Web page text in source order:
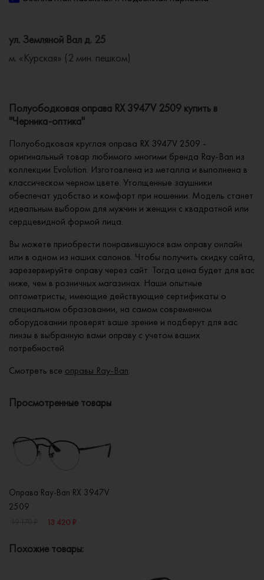
ул. Земляной Вал д. 25
м. «Курская» (2 мин. пешком)
Полуободковая оправа RX 3947V 2509 купить в
"Черника-оптика"
Полуободковая круглая оправа RX 3947V 2509 -
оригинальный товар любимого многими бренда Ray-Ban из
коллекции Evolution. Изготовлена из металла и выполнена в
классическом черном цвете. Утолщенные заушники
обеспечат удобство и комфорт при ношении. Модель станет
идеальным выбором для мужчин и женщин с квадратной или
сердцевидной формой лица.
Вы можете приобрести понравившуюся вам оправу онлайн
или в одном из наших салонов. Чтобы получить скидку сайта,
зарезервируйте оправу через сайт. Тогда цена будет для вас
ниже, чем в розничных магазинах. Наши опытные
оптометристы, имеющие действующие сертификаты о
специальном образовании, на самом современном
оборудовании проверят ваше зрение и подберут для вас
линзы в выбранную вами оправу с учетом ваших
потребностей.
Смотреть все оправы Ray-Ban.
Просмотренные товары
Оправа Ray-Ban RX 3947V
2509
13 420 ₽
Похожие товары: